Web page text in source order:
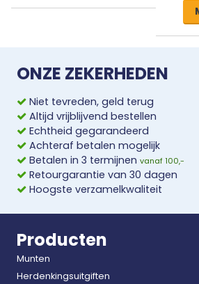
ONZE ZEKERHEDEN
Niet tevreden, geld terug
Altijd vrijblijvend bestellen
Echtheid gegarandeerd
Achteraf betalen mogelijk
Betalen in 3 termijnen vanaf 100,-
Retourgarantie van 30 dagen
Hoogste verzamelkwaliteit
Producten
Munten
Herdenkingsuitgiften